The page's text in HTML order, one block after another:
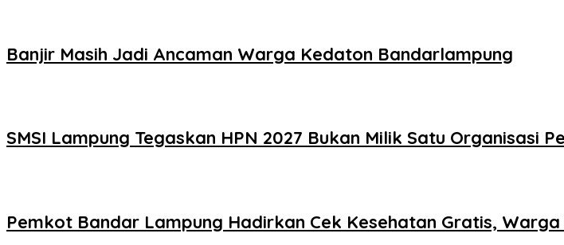
Banjir Masih Jadi Ancaman Warga Kedaton Bandarlampung
SMSI Lampung Tegaskan HPN 2027 Bukan Milik Satu Organisasi
Pemkot Bandar Lampung Hadirkan Cek Kesehatan Gratis,